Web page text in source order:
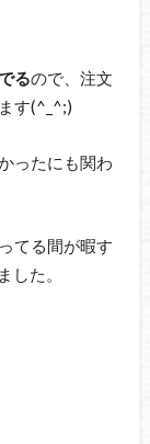
るので、注文
す(^_^;)
ったにも関わ
てる間が暇す
した。